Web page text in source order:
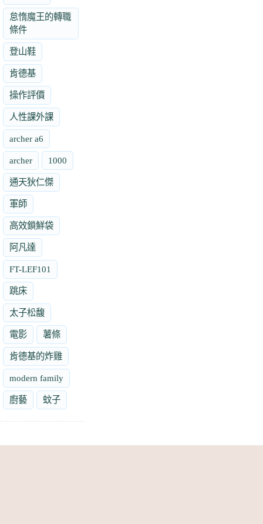
怠惰魔王的轉職
條件
登山鞋
肯德基
操作評價
人性課外課
archer a6
archer 1000
通天狄仁傑
軍師
高效鎖鮮袋
阿凡達
FT-LEF101
跳床
太子松馥
電影 薯條
肯德基的炸雞
modern family
廚藝 蚊子